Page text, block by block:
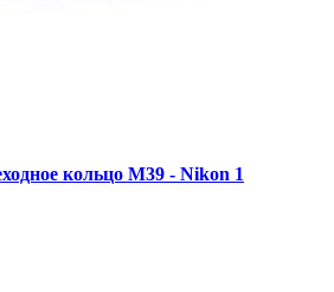
кольцо M39 - Nikon 1